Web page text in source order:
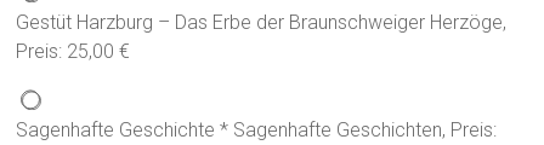
Gestüt Harzburg – Das Erbe der Braunschweiger Herzöge,
Preis: 25,00 €
Sagenhafte Geschichte * Sagenhafte Geschichten, Preis: